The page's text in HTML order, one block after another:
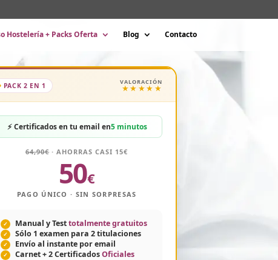
Hostelería + Packs Oferta Blog Contacto
PACK 2 EN 1 VALORACIÓN
★★★★★
⚡ Certificados en tu email en5 minutos
64,90€ · AHORRAS CASI 15€
50€
PAGO ÚNICO · SIN SORPRESAS
Manual y Testtotalmente gratuitos
Sólo 1 examen para 2 titulaciones
Envío al instante por email
Carnet + 2 CertificadosOficiales